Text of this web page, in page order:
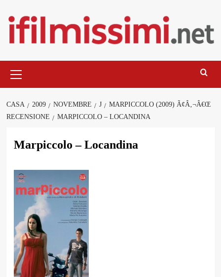
contenuto
principale
CASA 2009 NOVEMBRE J
MARPICCOLO (2009) Ã¢Â‚¬Â€Œ
RECENSIONE
MARPICCOLO – LOCANDINA
Marpiccolo – Locandina